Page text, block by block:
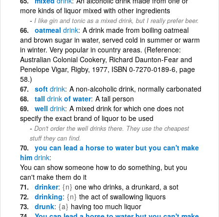
more kinds of liquor mixed with other ingredients
I like gin and tonic as a mixed drink, but I really prefer beer.
oatmeal drink A drink made from boiling oatmeal
and brown sugar in water, served cold in summer or warm
in winter. Very popular in country areas. (Reference:
Australian Colonial Cookery, Richard Daunton-Fear and
Penelope Vigar, Rigby, 1977, ISBN 0-7270-0189-6, page
58.)
soft drink A non-alcoholic drink, normally carbonated
tall drink of water A tall person
well drink A mixed drink for which one does not
specify the exact brand of liquor to be used
Don't order the well drinks there. They use the cheapest
stuff they can find.
you can lead a horse to water but you can't make
him drink
You can show someone how to do something, but you
can't make them do it
drinker {n} one who drinks, a drunkard, a sot
drinking {n} the act of swallowing liquors
drunk {a} having too much liquor